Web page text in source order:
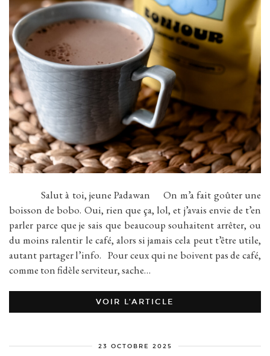
Salut à toi, jeune Padawan On m’a fait goûter une
boisson de bobo. Oui, rien que ça, lol, et j’avais envie de t’en
parler parce que je sais que beaucoup souhaitent arrêter, ou
du moins ralentir le café, alors si jamais cela peut t’être utile,
autant partager l’info. Pour ceux qui ne boivent pas de café,
comme ton fidèle serviteur, sache…
VOIR L’ARTICLE
23 OCTOBRE 2025